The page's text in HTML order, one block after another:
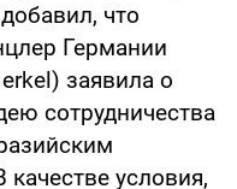
что
Германии
заявила о
сотрудничества
условия,